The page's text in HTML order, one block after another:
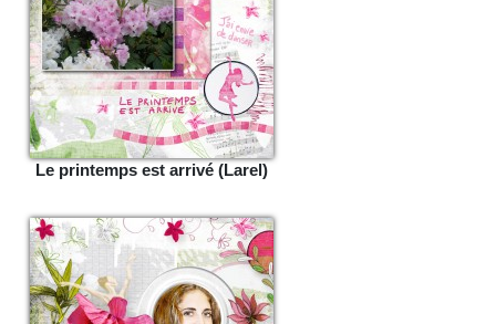
Le printemps est arrivé (Larel)